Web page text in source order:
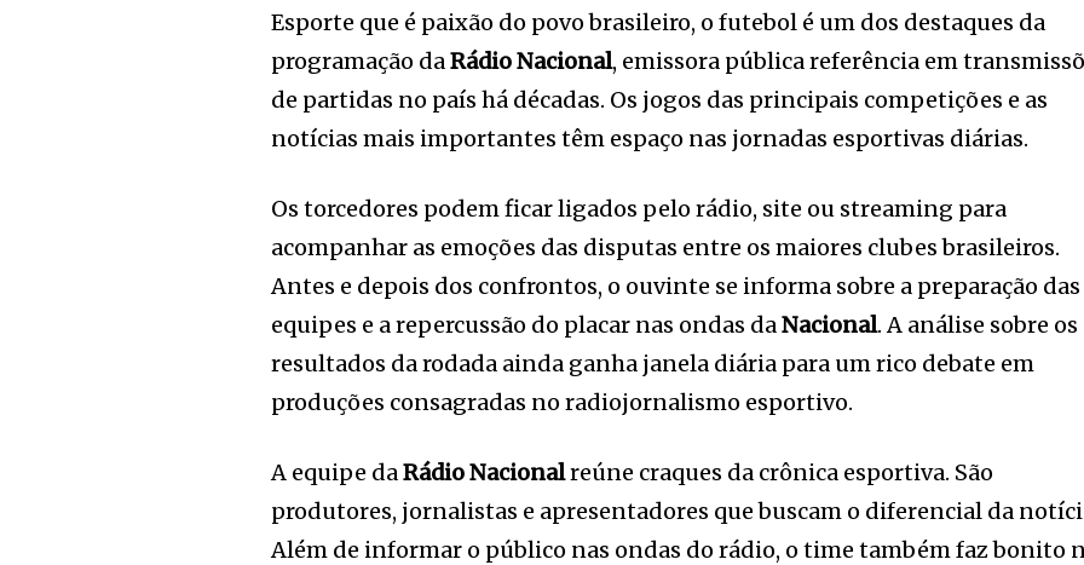
Esporte que é paixão do povo brasileiro, o futebol é um dos destaques da
programação daRádio Nacional, emissora pública referência em
de partidas no país há décadas. Os jogos das principais competições e as
notícias mais importantes têm espaço nas jornadas esportivas diárias.
Os torcedores podem ficar ligados pelo rádio, site ou streaming para
acompanhar as emoções das disputas entre os maiores clubes brasileiros.
Antes e depois dos confrontos, o ouvinte se informa sobre a preparação das
equipes e a repercussão do placar nas ondas daNacional. A análise sobre os
resultados da rodada ainda ganha janela diária para um rico debate em
produções consagradas no radiojornalismo esportivo.
A equipe daRádio Nacionalreúne craques da crônica esportiva. São
produtores, jornalistas e apresentadores que buscam o diferencial da
Além de informar o público nas ondas do rádio, o time também faz bonito